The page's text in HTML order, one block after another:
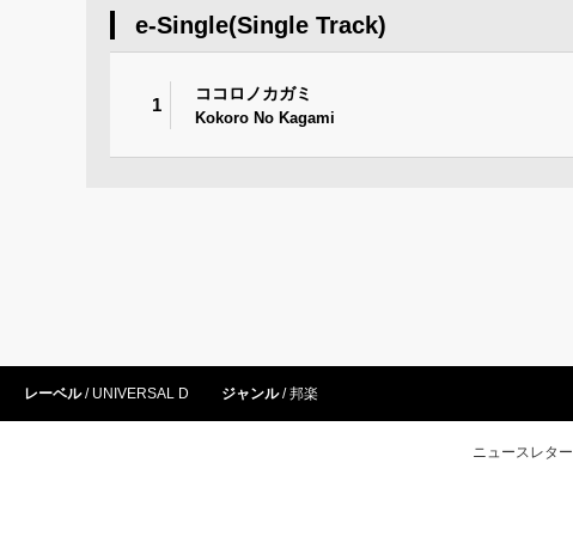
e-Single(Single Track)
1
ココロノカガミ
Kokoro No Kagami
レーベル UNIVERSAL D ジャンル 邦楽
ニュースレター